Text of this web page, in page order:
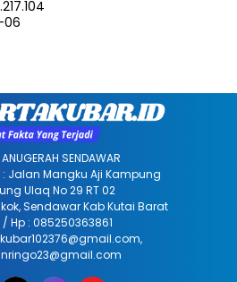
06
SENDAWAR
Jalan Mangku Aji Kampung
Ulaq No 29 RT 02
Sendawar Kab Kutai Barat
/ Hp : 085250363861